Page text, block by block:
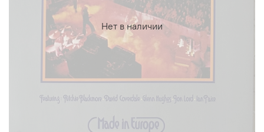
Нет в наличии